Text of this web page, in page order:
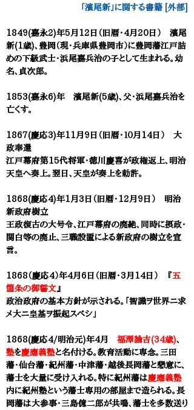
「 濱尾新 」に関する書籍 [外部]
1849(嘉永2)年5月12日（旧暦・4月20日） 濱尾
新(1歳)、豊岡（現・兵庫県豊岡市）に豊岡藩江戸詰
めの下級武士・浜尾嘉兵治の子として生まれる。幼
名、貞次郎。
1853(嘉永6)年 濱尾新(5歳)、父・浜尾嘉兵治を
亡くす。
1867(慶応3)年11月9日（旧暦・１０月14日） 大
政奉還
江戸幕府第15代将軍・徳川慶喜が政権返上、明治
天皇へ奏上。翌日、天皇が奏上を勅許。
1868(慶応4)年1月3日（旧暦・12月9日） 明治
新政府樹立
王政復古の大号令、江戸幕府の廃絶、同時に摂政・
関白等の廃止、三職設置による新政府の樹立を宣
言。
1868（慶応4）年4月6日（旧暦・3月14日） 『五
箇条の御誓文』
政治政府の基本方針が示される。「智識ヲ世界ニ求
メ大ニ皇基ヲ振起スべシ」
1868(慶応4/明治元)年4月 福澤諭吉(34歳)、
塾を慶應義塾と名付ける。教育活動に専念。三田
藩・仙台藩・紀州藩・中津藩・越後長岡藩と懇意に、
藩士を大量に受け入れる。特に紀州藩は慶應義塾
内に紀州塾という藩士専用の部屋まで造られる。長
岡藩は大参事・三島億二郎が共鳴、藩士を多数送り